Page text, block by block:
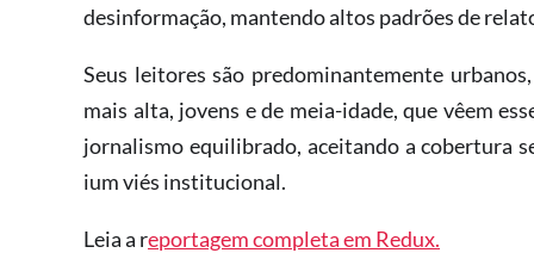
desinformação, mantendo altos padrões de
Seus leitores são predominantemente
mais alta, jovens e de meia-idade, que vêem
jornalismo equilibrado, aceitando a cobertura
ium viés institucional.
Leia a reportagem completa em Redux.